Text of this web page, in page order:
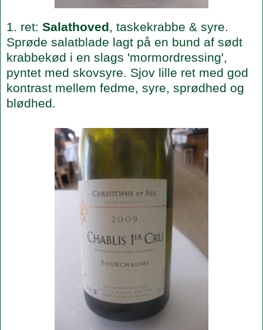
1. ret: Salathoved, taskekrabbe & syre.
Sprøde salatblade lagt på en bund af sødt
krabbekød i en slags 'mormordressing',
pyntet med skovsyre. Sjov lille ret med god
kontrast mellem fedme, syre, sprødhed og
blødhed.